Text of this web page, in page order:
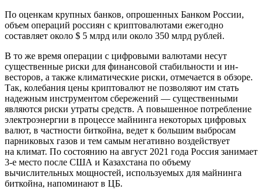
По оценкам крупных банков, опрошенных Банком России,
объем операций россиян с криптовалютами ежегодно
составляет около $ 5 млрд или около 350 млрд рублей.
В то же время операции с цифровыми валютами несут
существенные риски для финансовой стабильности и ин­
весторов, а также климатические риски, отмечается в обзоре.
Так, колебания цены криптовалют не позволяют им стать
надежным инструментом сбережений — существенными
являются риски утраты средств. А повышенное потребление
электроэнергии в процессе майнинга некоторых цифровых
валют, в частности биткойна, ведет к большим выбросам
парниковых газов и тем самым негативно воздействует
на климат. По состоянию на август 2021 года Россия занимает
3‑е место после США и Казахстана по объему
вычислительных мощностей, используемых для майнинга
биткойна, напоминают в ЦБ.